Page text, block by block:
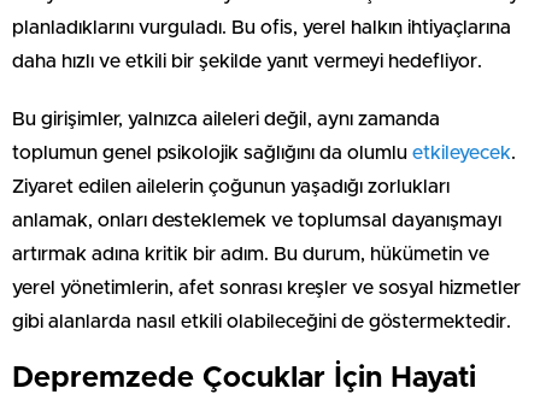
planladıklarını vurguladı. Bu ofis, yerel halkın ihtiyaçlarına
daha hızlı ve etkili bir şekilde yanıt vermeyi hedefliyor.
Bu girişimler, yalnızca aileleri değil, aynı zamanda
toplumun genel psikolojik sağlığını da olumlu etkileyecek.
Ziyaret edilen ailelerin çoğunun yaşadığı zorlukları
anlamak, onları desteklemek ve toplumsal dayanışmayı
artırmak adına kritik bir adım. Bu durum, hükümetin ve
yerel yönetimlerin, afet sonrası kreşler ve sosyal hizmetler
gibi alanlarda nasıl etkili olabileceğini de göstermektedir.
Depremzede Çocuklar İçin Hayati